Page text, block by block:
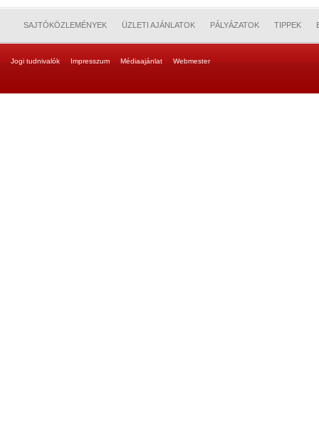
SAJTÓKÖZLEMÉNYEK ÜZLETI AJÁNLATOK PÁLYÁZATOK TIPPEK
Jogi tudnivalók Impresszum Médiaajánlat Webmester